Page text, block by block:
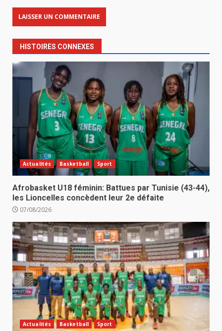
HISTOIRES CONNEXES
Actualités Basketball Sport
Afrobasket U18 féminin: Battues par Tunisie (43-44),
les Lioncelles concèdent leur 2e défaite
07/08/2026
Actualités Basketball Sport